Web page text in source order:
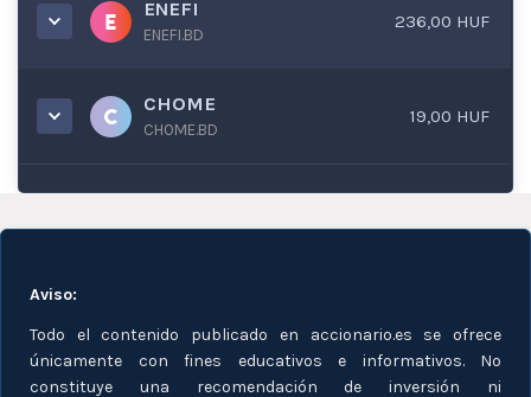
ENEFI
ENEFI.BD
236,00 HUF
CHOME
CHOME.BD
19,00 HUF
Aviso:
Todo el contenido publicado en accionario.es se ofrece
únicamente con fines educativos e informativos. No
constituye una recomendación de inversión ni